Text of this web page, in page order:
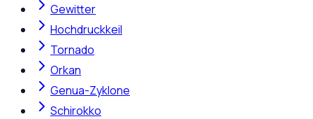
Gewitter
Hochdruckkeil
Tornado
Orkan
Genua-Zyklone
Schirokko